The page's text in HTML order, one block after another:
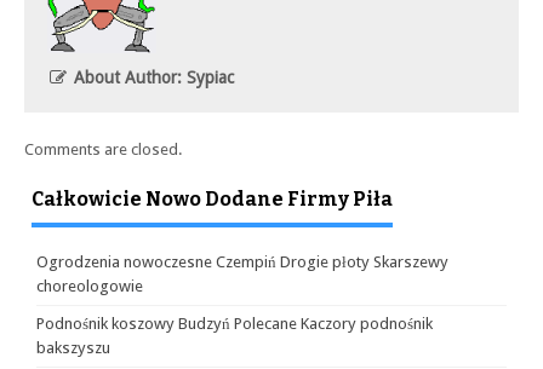
About Author: Sypiac
Comments are closed.
Całkowicie Nowo Dodane Firmy Piła
Ogrodzenia nowoczesne Czempiń Drogie płoty Skarszewy
choreologowie
Podnośnik koszowy Budzyń Polecane Kaczory podnośnik
bakszyszu